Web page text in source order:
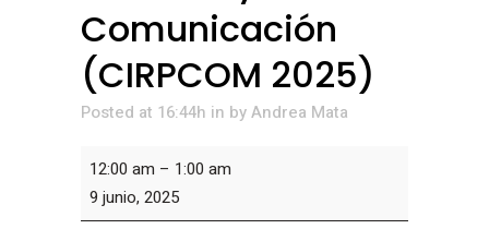
Comunicación
(CIRPCOM 2025)
Posted at 16:44h in byAndrea Mata
Conferencia
Internacional
de
12:00 am – 1:00 am
9 junio, 2025